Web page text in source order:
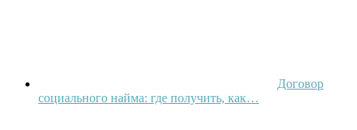
Договор
социального найма: где получить, как…